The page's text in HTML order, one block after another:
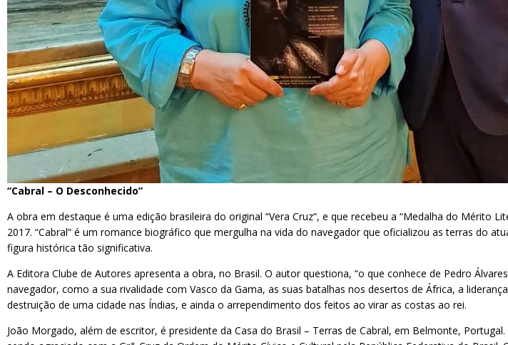
“Cabral – O Desconhecido”
A obra em destaque é uma edição brasileira do original “Vera Cruz“, e que recebeu a “Medalha do
2017. “Cabral” é um romance biográfico que mergulha na vida do navegador que oficializou as terras do
figura histórica tão significativa.
A Editora Clube de Autores apresenta a obra, no Brasil. O autor questiona, “o que conhece de Pedro
navegador, como a sua rivalidade com Vasco da Gama, as suas batalhas nos desertos de África, a
destruição de uma cidade nas Índias, e ainda o arrependimento dos feitos ao virar as costas ao rei.
João Morgado, além de escritor, é presidente da Casa do Brasil – Terras de Cabral, em Belmonte,